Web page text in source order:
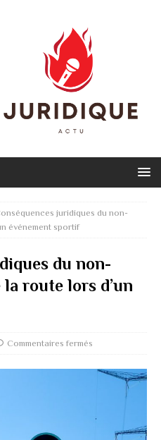
juridiques du non-
événement sportif
du non-
route lors d’un
Commentaires fermés